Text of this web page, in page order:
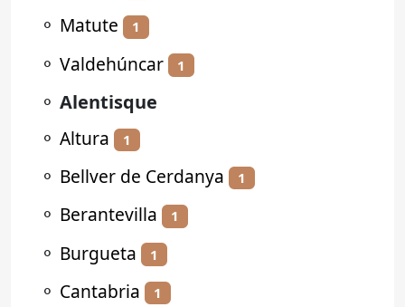
⚬ Matute 1
⚬ Valdehúncar 1
⚬ Alentisque
⚬ Altura 1
⚬ Bellver de Cerdanya 1
⚬ Berantevilla 1
⚬ Burgueta 1
⚬ Cantabria 1